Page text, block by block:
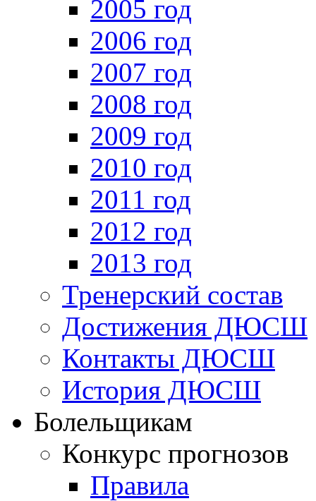
2005 год
2006 год
2007 год
2008 год
2009 год
2010 год
2011 год
2012 год
2013 год
Тренерский состав
Достижения ДЮСШ
Контакты ДЮСШ
История ДЮСШ
Болельщикам
Конкурс прогнозов
Правила